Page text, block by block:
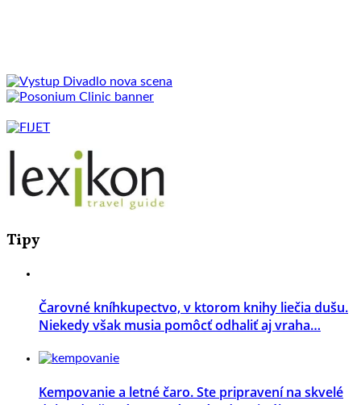
Tipy
Čarovné kníhkupectvo, v ktorom knihy liečia dušu.
Niekedy však musia pomôcť odhaliť aj vraha…
Kempovanie a letné čaro. Ste pripravení na skvelé